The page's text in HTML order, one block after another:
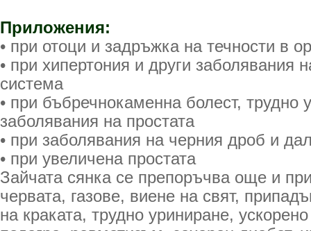
Приложения:
• при отоци и задръжка на течности в
• при хипертония и други заболявания
система
• при бъбречнокаменна болест, трудно
заболявания на простата
• при заболявания на черния дроб и
• при увеличена простата
Зайчата сянка се препоръчва още и
червата, газове, виене на свят,
на краката, трудно уриниране,